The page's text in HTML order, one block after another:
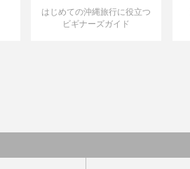
はじめての沖縄旅行に役立つ
ビギナーズガイド